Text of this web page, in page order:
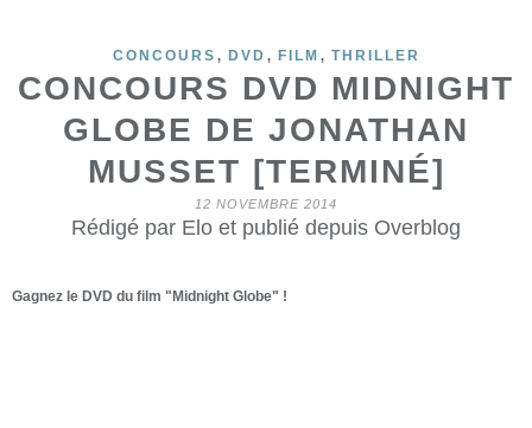
CONCOURS , DVD , FILM , THRILLER
CONCOURS DVD MIDNIGHT
GLOBE DE JONATHAN
MUSSET [TERMINÉ]
12 NOVEMBRE 2014
Rédigé par Elo et publié depuis Overblog
Gagnez le DVD du film "Midnight Globe" !